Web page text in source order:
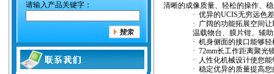
请输入产品关键字：
清晰的成像质量、轻松的操作、
· 优异的UCIS无穷远色
· 广阔的功能拓展空间让
温载物台、膜片钳、辅
· 机身侧面的接口能够
· 72mm长工作距离聚光
·
人性化机械设计使您
· 稳定优异的质量提高